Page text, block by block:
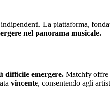
La piattaforma,
nel panorama musicale.
difficile emergere. Matchfy offre
vincente, consentendo agli